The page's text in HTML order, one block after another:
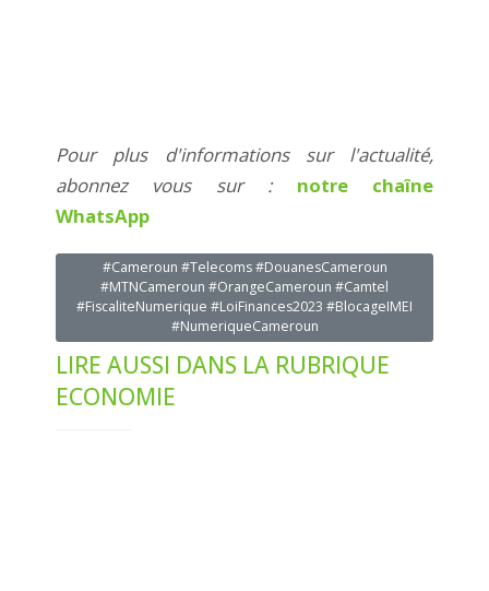
Pour plus d'informations sur l'actualité,
abonnez vous sur : notre chaîne
WhatsApp
#Cameroun #Telecoms #DouanesCameroun
#MTNCameroun #OrangeCameroun #Camtel
#FiscaliteNumerique #LoiFinances2023 #BlocageIMEI
#NumeriqueCameroun
LIRE AUSSI DANS LA RUBRIQUE
ECONOMIE